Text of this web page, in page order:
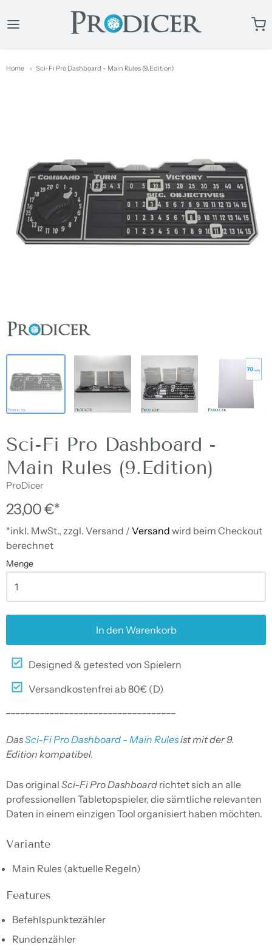
ProDicer
Home Sci-Fi Pro Dashboard - Main Rules (9.Edition)
Sci-Fi Pro Dashboard -
Main Rules (9.Edition)
ProDicer
23,00 €*
*inkl. MwSt., zzgl. Versand / Versand wird beim Checkout
berechnet
Menge
In den Warenkorb
Designed & getested von Spielern
Versandkostenfrei ab 80€ (D)
DasSci-Fi Pro Dashboard - Main Rulesist mit der 9.
Edition kompatibel.
Das original Sci-Fi Pro Dashboard richtet sich an alle
professionellen Tabletopspieler, die sämtliche relevanten
Daten in einem einzigen Tool organisiert haben möchten.
Variante
Main Rules (aktuelle Regeln)
Features
Befehlspunktezähler
Rundenzähler